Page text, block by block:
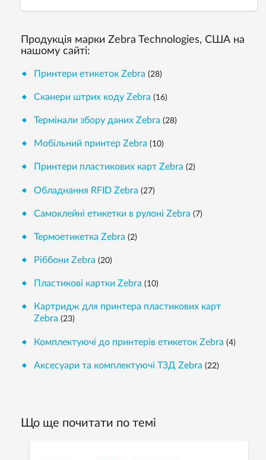
Продукція марки Zebra Technologies, США на
нашому сайті:
Принтери етикеток Zebra (28)
Сканери штрих коду Zebra (16)
Термінали збору даних Zebra (28)
Мобільний принтер Zebra (10)
Принтери пластикових карт Zebra (2)
Обладнання RFID Zebra (27)
Самоклейні етикетки в рулоні Zebra (7)
Термоетикетка Zebra (2)
Ріббони Zebra (20)
Пластикові картки Zebra (10)
Картридж для принтера пластикових карт
Zebra (23)
Комплектуючі до принтерів етикеток Zebra (4)
Аксесуари та комплектуючі ТЗД Zebra (22)
Що ще почитати по темі